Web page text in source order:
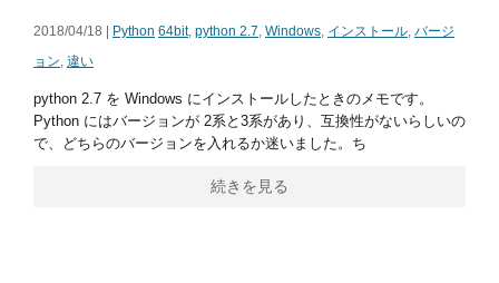
2018/04/18 | Python 64bit, python 2.7, Windows, インストール, バージ
ョン, 違い
python 2.7 を Windows にインストールしたときのメモです。
Python にはバージョンが 2系と3系があり、互換性がないらしいの
で、どちらのバージョンを入れるか迷いました。ち
続きを見る